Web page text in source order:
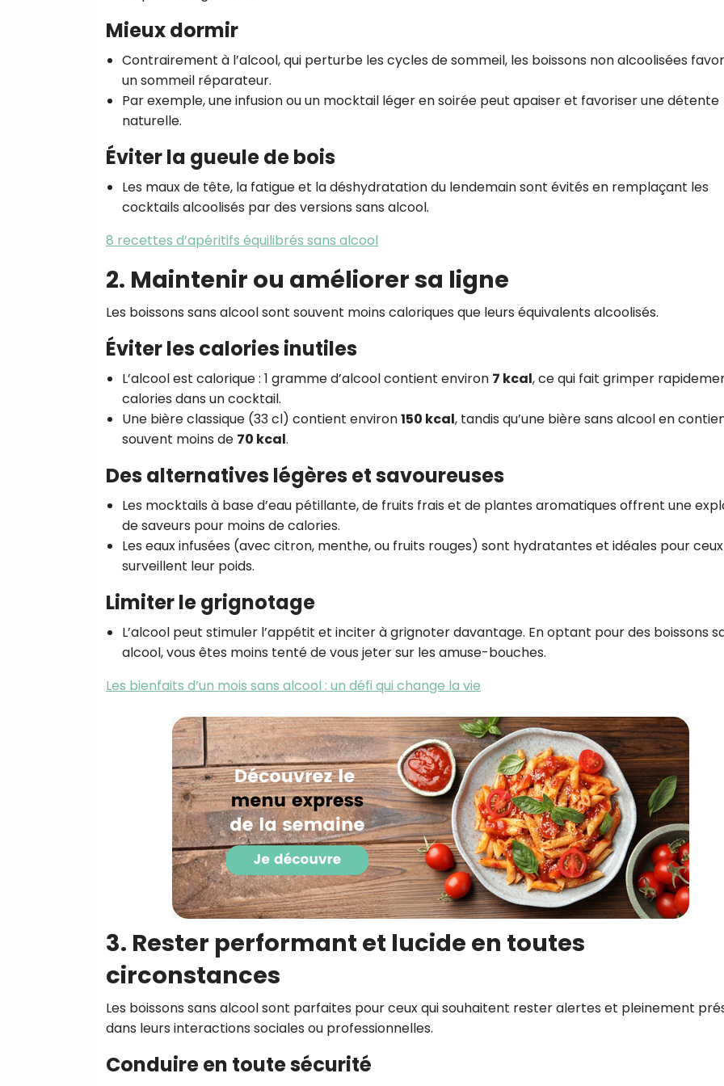
Mieux dormir
Contrairement à l’alcool, qui perturbe les cycles de sommeil, les boissons non alcoolisées
un sommeil réparateur.
Par exemple, une infusion ou un mocktail léger en soirée peut apaiser et favoriser une détente
naturelle.
Éviter la gueule de bois
Les maux de tête, la fatigue et la déshydratation du lendemain sont évités en remplaçant les
cocktails alcoolisés par des versions sans alcool.
8 recettes d’apéritifs équilibrés sans alcool
2. Maintenir ou améliorer sa ligne
Les boissons sans alcool sont souvent moins caloriques que leurs équivalents alcoolisés.
Éviter les calories inutiles
L’alcool est calorique : 1 gramme d’alcool contient environ 7 kcal, ce qui fait grimper
calories dans un cocktail.
Une bière classique (33 cl) contient environ150 kcal, tandis qu’une bière sans alcool en
souvent moins de 70 kcal.
Des alternatives légères et savoureuses
Les mocktails à base d’eau pétillante, de fruits frais et de plantes aromatiques offrent une
de saveurs pour moins de calories.
Les eaux infusées (avec citron, menthe, ou fruits rouges) sont hydratantes et idéales pour
surveillent leur poids.
Limiter le grignotage
L’alcool peut stimuler l’appétit et inciter à grignoter davantage. En optant pour des boissons
alcool, vous êtes moins tenté de vous jeter sur les amuse-bouches.
Les bienfaits d’un mois sans alcool : un défi qui change la vie
3. Rester performant et lucide en toutes
circonstances
Les boissons sans alcool sont parfaites pour ceux qui souhaitent rester alertes et pleinement
dans leurs interactions sociales ou professionnelles.
Conduire en toute sécurité